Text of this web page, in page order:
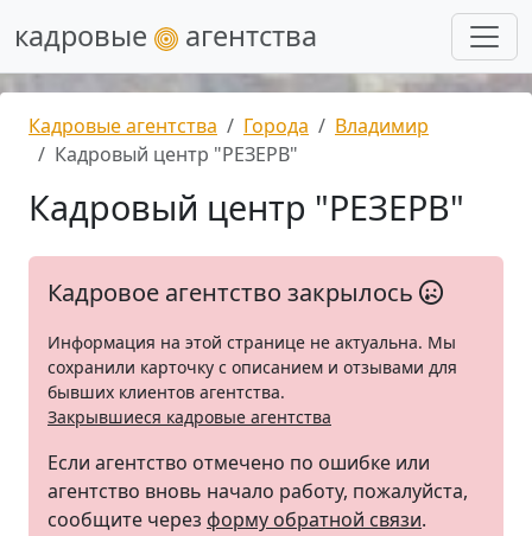
кадровые агентства
Кадровые агентства Города
Владимир
Кадровый центр "РЕЗЕРВ"
Кадровый центр "РЕЗЕРВ"
Кадровое агентство закрылось
Информация на этой странице не актуальна. Мы
сохранили карточку с описанием и отзывами для
бывших клиентов агентства.
Закрывшиеся кадровые агентства
Если агентство отмечено по ошибке или
агентство вновь начало работу, пожалуйста,
сообщите через форму обратной связи.